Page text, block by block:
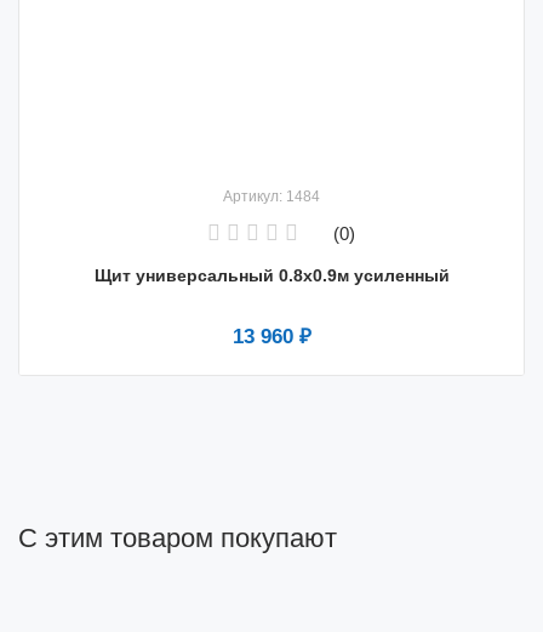
Артикул: 1484
(0)
Щит универсальный 0.8х0.9м усиленный
13 960 ₽
С этим товаром покупают